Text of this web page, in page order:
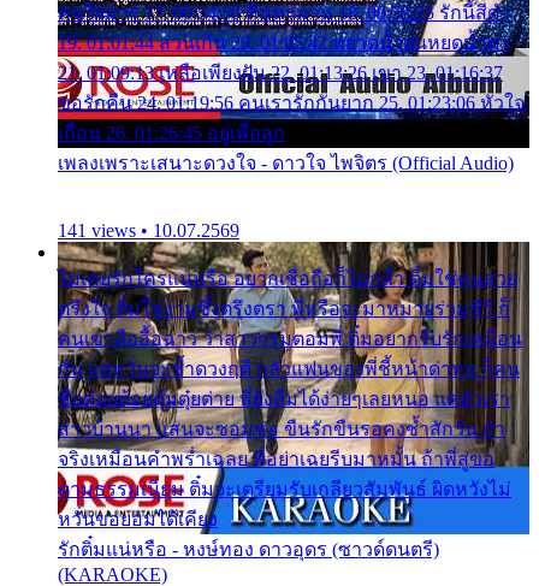
คนใจมาร 17. 00:54:50 คืนทรมาน 18. 00:58:25 รักนี้สีดำ
19. 01:01:44 ส่วนเกิน 20. 01:05:42 หยาดน้ำฝนหยดน้ำตา
21. 01:09:13 เหลือเพียงฝัน 22. 01:13:26 เขา 23. 01:16:37
ขอรักคืน 24. 01:19:56 คนเรารักกันยาก 25. 01:23:06 หัวใจ
เถื่อน 26. 01:26:45 อยู่เพื่อลูก
เพลงเพราะเสนาะดวงใจ - ดาวใจ ไพจิตร (Official Audio)
141 views • 10.07.2569
ไม่เคยรักใครแน่หรือ อยากเชื่อถือก็ไม่กล้า ติ๋มใช่คนสวย
ตรึงใจ ติ๋มใช่งามซึ้งตรึงตรา พี่หรือจะมาหมายร่วมชีวี ก็
คนเขาลืออื้อฉาว ว่าสาวๆรุมตอมพี่ ติ๋มอยากรับรักเหมือน
กัน แต่หวั่นจะช้ำดวงฤดี กลัวแฟนของพี่ชี้หน้าด่าทอ ก็คน
ชื่อต๋อยต้อยตุ้มตุ๋ยต่าย พี่ยังลืมได้ง่ายๆเลยหนอ แค่ตัวเรา
สาวบ้านนา แสนจะซอมซ่อ ขืนรักขืนรอคงช้ำสักวัน ถ้า
จริงเหมือนคำพร่ำเฉลย พี่อย่าเฉยรีบมาหมั้น ถ้าพี่สู่ขอ
ตามธรรมเนียม ติ๋มจะเตรียมรับเกลียวสัมพันธ์ ผิดหวังไม่
หวั่นขอยอมได้เคียง
รักติ๋มแน่หรือ - หงษ์ทอง ดาวอุดร (ซาวด์ดนตรี)
(KARAOKE)